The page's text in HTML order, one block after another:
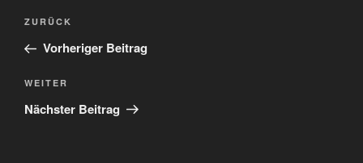
Beitragsnavigation
Vorheriger
Beitrag
ZURÜCK
Vorheriger Beitrag
Nächster
Beitrag
WEITER
Nächster Beitrag